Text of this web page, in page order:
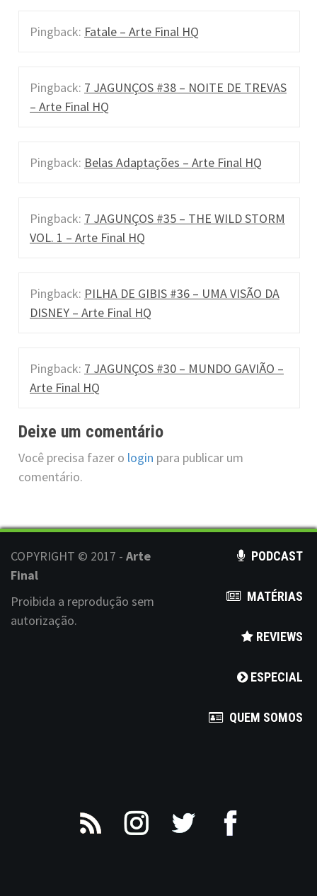
Pingback: Fatale – Arte Final HQ
Pingback: 7 JAGUNÇOS #38 – NOITE DE TREVAS
– Arte Final HQ
Pingback: Belas Adaptações – Arte Final HQ
Pingback: 7 JAGUNÇOS #35 – THE WILD STORM
VOL. 1 – Arte Final HQ
Pingback: PILHA DE GIBIS #36 – UMA VISÃO DA
DISNEY – Arte Final HQ
Pingback: 7 JAGUNÇOS #30 – MUNDO GAVIÃO –
Arte Final HQ
Deixe um comentário
Você precisa fazer o login para publicar um
comentário.
COPYRIGHT © 2017 - Arte
Final
Proibida a reprodução sem
autorização.
PODCAST
MATÉRIAS
REVIEWS
ESPECIAL
QUEM SOMOS